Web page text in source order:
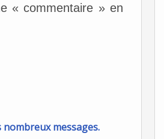
« commentaire » en